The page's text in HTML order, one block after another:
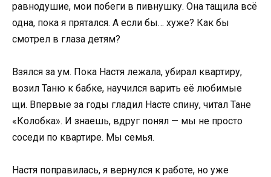
равнодушие, мои побеги в пивнушку. Она тащила всё
одна, пока я прятался. А если бы… хуже? Как бы
смотрел в глаза детям?
Взялся за ум. Пока Настя лежала, убирал квартиру,
возил Таню к бабке, научился варить её любимые
щи. Впервые за годы гладил Насте спину, читал Тане
«Колобка». И знаешь, вдруг понял — мы не просто
соседи по квартире. Мы семья.
Настя поправилась, я вернулся к работе, но уже